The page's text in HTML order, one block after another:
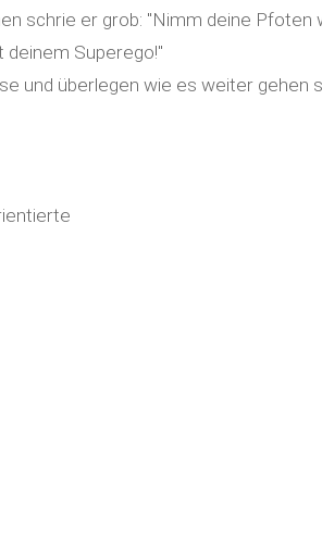
schrie er grob: "Nimm deine Pfoten
Superego!"
und überlegen wie es weiter gehen